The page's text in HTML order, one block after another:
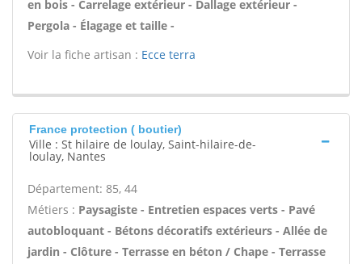
en bois - Carrelage extérieur - Dallage extérieur -
Pergola - Élagage et taille -
Voir la fiche artisan : Ecce terra
France protection ( boutier)
Ville : St hilaire de loulay, Saint-hilaire-de-
loulay, Nantes
Département: 85, 44
Métiers : Paysagiste - Entretien espaces verts - Pavé
autobloquant - Bétons décoratifs extérieurs - Allée de
jardin - Clôture - Terrasse en béton / Chape - Terrasse